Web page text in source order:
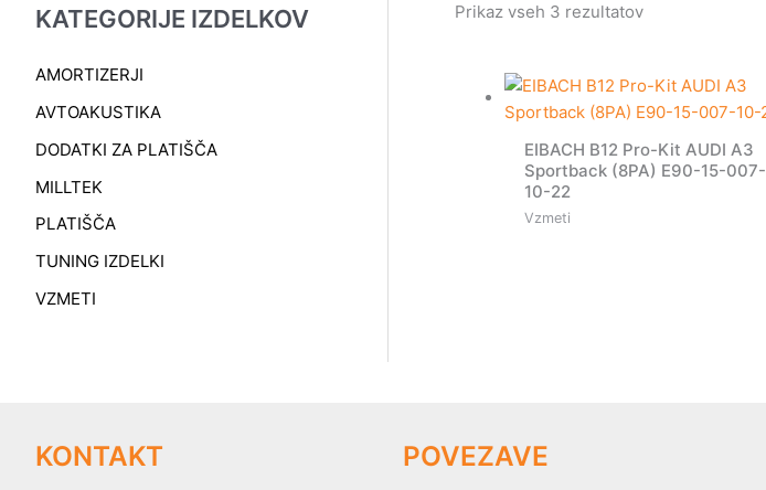
KATEGORIJE IZDELKOV
AMORTIZERJI
AVTOAKUSTIKA
DODATKI ZA PLATIŠČA
MILLTEK
PLATIŠČA
TUNING IZDELKI
VZMETI
Prikaz vseh 3 rezultatov
EIBACH B12 Pro-Kit AUDI A3
Sportback (8PA) E90-15-007-
10-22
Vzmeti
KONTAKT POVEZAVE